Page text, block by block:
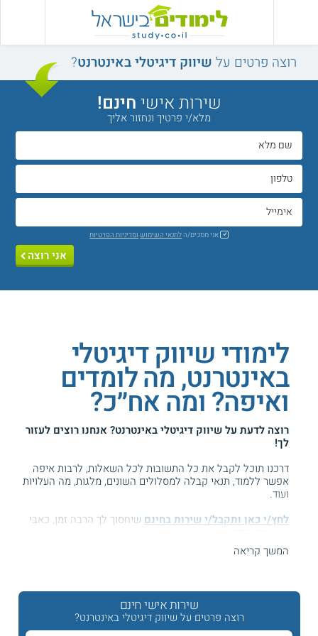
רוצה פרטים על שיווק דיגיטלי באינטרנט?
שירות אישיחינם!
מלא/י פרטיך ונחזור אליך
אני מסכים/הלתנאי השימוש ומדיניות הפרטיות
אני רוצה
לימודי שיווק דיגיטלי
באינטרנט, מה לומדים
ואיפה? ומה אח״כ?
רוצה לדעת עלשיווק דיגיטלי באינטרנט? אנחנו רוצים לעזור
לך!
דרכנו תוכל לקבל את כל התשובות לכל השאלות, לרבות איפה
אפשר ללמוד, תנאי קבלה למסלולים השונים, מלגות, מה העלויות
ועוד.
לחץ/י כאן ותקבל/י שירות בחינם שיחסוך לך הרבה זמן, כאבי
המידע באתר הועיל ל87% מהגולשים.המשך קריאה
שירות אישי חינם
רוצה פרטים על שיווק דיגיטלי באינטרנט?